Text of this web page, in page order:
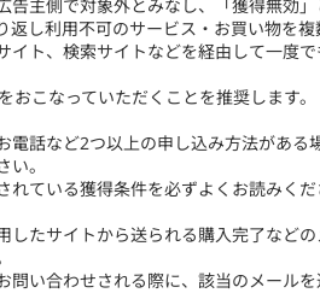
主側で対象外とみなし、「獲得無効」
返し利用不可のサービス・お買い物を
イト、検索サイトなどを経由して一度
おこなっていただくことを推奨します。
電話など2つ以上の申し込み方法がある
。
ている獲得条件を必ずよくお読みくだ
したサイトから送られる購入完了など
問い合わせされる際に、該当のメール